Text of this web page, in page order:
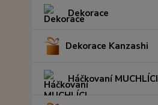
Dekorace
Dekorace Kanzashi
Háčkovaní MUCHLÍCI